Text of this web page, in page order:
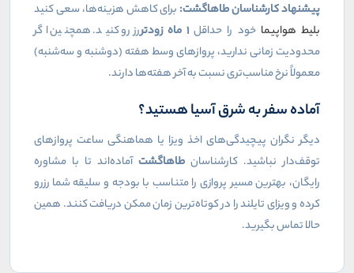
پیشنهاد کارشناسان طاهاگشت: برای کاهش هزینه‌ها، سعی کنید
بلیط هواپیما خود را حداقل ۱ماه زودتررزرو کنید. همچنین اگر
محدودیت زمانی ندارید، پروازهای وسط هفته (دوشنبه و سه‌شنبه)
معمولاً نرخ مناسب‌تری نسبت به آخر هفته‌ها دارند.
آماده سفر به شرق آسیا هستید؟
دیگر نگران پیچیدگی‌های اخذ ویزا یا هماهنگی ساعت پروازهای
توقف‌دار نباشید. کارشناسان طاهاگشت آماده‌اند تا با مشاوره
رایگان، بهترین مسیر پروازی را متناسب با بودجه و سلیقه شما رزرو
کرده و ویزای تایلند را در کوتاه‌ترین زمان ممکن دریافت کنند. همین
حالا تماس بگیرید.